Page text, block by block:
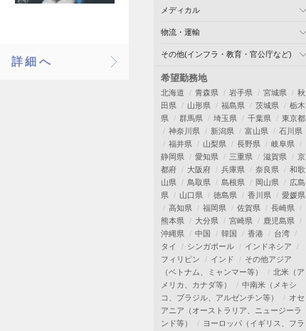
詳細へ
メディカル
物流・運輸
その他(インフラ・教育・官公庁など)
希望勤務地
北海道 青森県 岩手県 宮城県
秋
田県
山形県 福島県 茨城県
栃木
県
群馬県 埼玉県 千葉県
東京都
神奈川県
新潟県 富山県
石川県
福井県
山梨県 長野県
岐阜県
静岡県
愛知県 三重県 滋賀県
京
都府
大阪府 兵庫県 奈良県
和歌
山県
鳥取県 島根県 岡山県
広島
県
山口県 徳島県 香川県
愛媛県
高知県
福岡県 佐賀県
長崎県
熊本県
大分県 宮崎県
鹿児島県
沖縄県
中国 韓国 香港
台湾
タイ
シンガポール
インドネシア
フィリピン
インド
その他アジア
（ベトナム、ミャンマー等）
北米（ア
メリカ、カナダ等）
中南米（メキシ
コ、ブラジル、アルゼンチン等）
オセ
アニア（オーストラリア、ニュージーラ
ンド等）
ヨーロッパ（イギリス、フラ